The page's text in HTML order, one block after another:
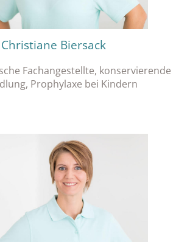
Christiane Biersack
Fachangestellte, konservierende
Prophylaxe bei Kindern